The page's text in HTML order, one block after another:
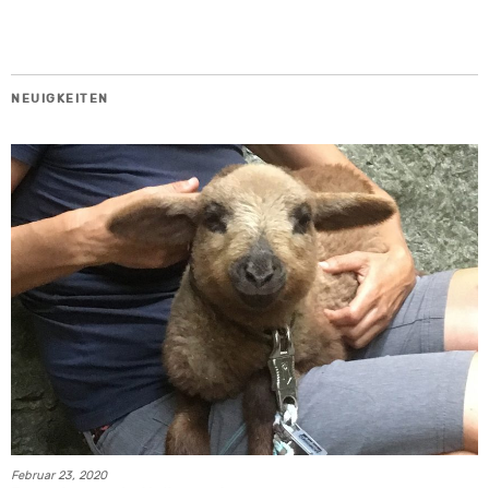
NEUIGKEITEN
Februar 23, 2020